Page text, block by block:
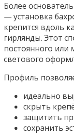
Более
— установка
крепится вдоль
гирлянды. Этот
постоянного или
светового
Профиль
идеально
скрыть
защитить
сохранить